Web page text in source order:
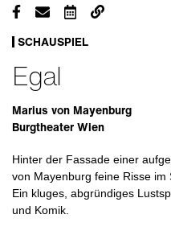
SCHAUSPIEL
Egal
Marius von Mayenburg
Burgtheater Wien
Hinter der Fassade einer
von Mayenburg feine Risse im
Ein kluges, abgründiges
und Komik.